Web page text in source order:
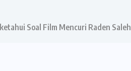
Soal Film Mencuri Raden Saleh